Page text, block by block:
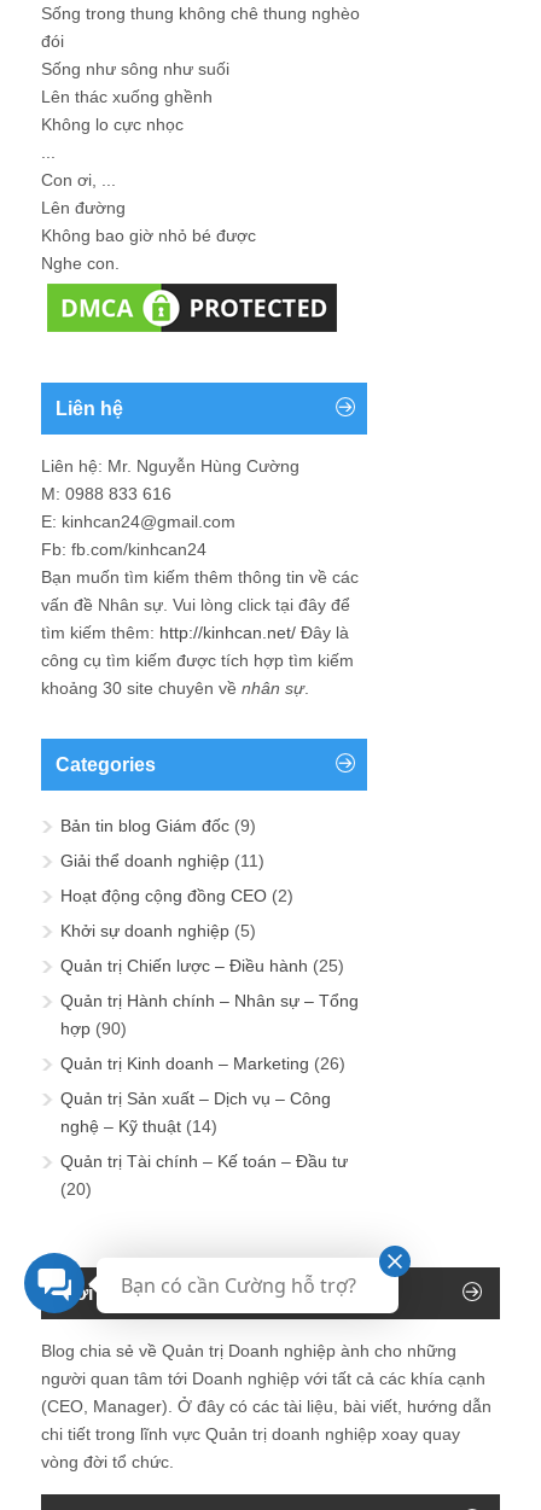
Sống trong thung không chê thung nghèo
đói
Sống như sông như suối
Lên thác xuống ghềnh
Không lo cực nhọc
Con ơi, ...
Lên đường
Không bao giờ nhỏ bé được
Nghe con.
Liên hệ
Liên hệ: Mr. Nguyễn Hùng Cường
M: 0988 833 616
E: kinhcan24@gmail.com
Fb: fb.com/kinhcan24
Bạn muốn tìm kiếm thêm thông tin về các
vấn đề Nhân sự . Vui lòng click tại đây để
tìm kiếm thêm: http://kinhcan.net/ Đây là
công cụ tìm kiếm được tích hợp tìm kiếm
khoảng 30 site chuyên về nhân sự.
Categories
Bản tin blog Giám đốc (9)
Giải thể doanh nghiệp (11)
Hoạt động cộng đồng CEO (2)
Khởi sự doanh nghiệp (5)
Quản trị Chiến lược – Điều hành (25)
Quản trị Hành chính – Nhân sự – Tổng
hợp (90)
Quản trị Kinh doanh – Marketing (26)
Quản trị Sản xuất – Dịch vụ – Công
nghệ – Kỹ thuật (14)
Quản trị Tài chính – Kế toán – Đầu tư
(20)
Giới thiệu về Blog Giám đốc
Blog chia sẻ về Quản trị Doanh nghiệp ành cho những
người quan tâm tới Doanh nghiệp với tất cả các khía cạnh
(CEO, Manager). Ở đây có các tài liệu, bài viết, hướng dẫn
chi tiết trong lĩnh vực Quản trị doanh nghiệp xoay quay
vòng đời tổ chức.
Bạn có cần Cường hỗ trợ?